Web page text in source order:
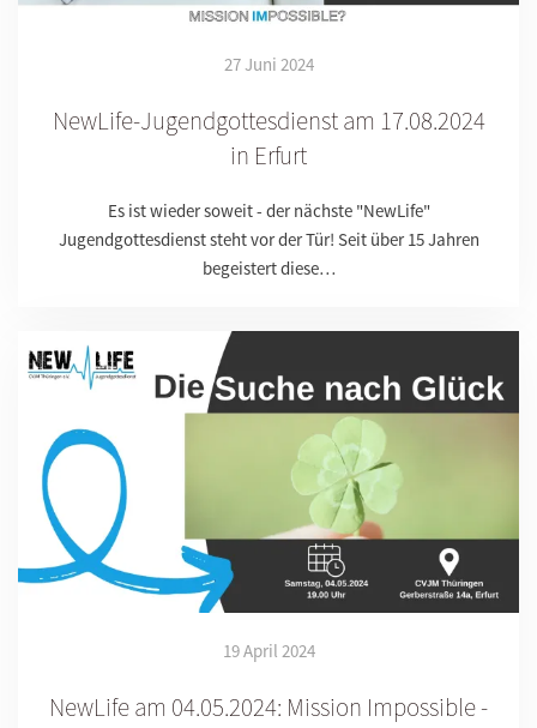
27 Juni 2024
NewLife-Jugendgottesdienst am 17.08.2024
in Erfurt
Es ist wieder soweit - der nächste "NewLife"
Jugendgottesdienst steht vor der Tür! Seit über 15 Jahren
begeistert diese…
19 April 2024
NewLife am 04.05.2024: Mission Impossible -